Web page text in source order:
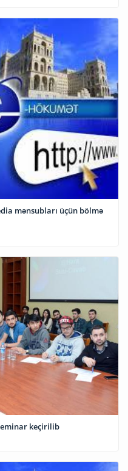
mənsubları üçün bölmə
keçirilib